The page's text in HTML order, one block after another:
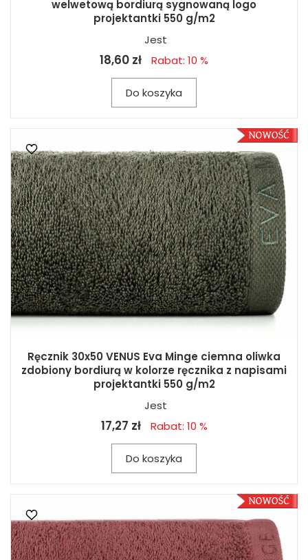
welwetową bordiurą sygnowaną logo
projektantki 550 g/m2
Jest
18,60 zł Rabat: 10 %
Do koszyka
Ręcznik 30x50 VENUS Eva Minge ciemna oliwka
zdobiony bordiurą w kolorze ręcznika z napisami
projektantki 550 g/m2
Jest
17,27 zł Rabat: 10 %
Do koszyka